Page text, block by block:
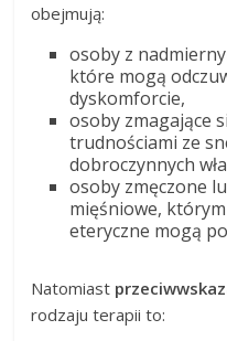
obejmują:
osoby z
które mogą
dyskomforcie,
osoby zmagające
trudnościami ze
dobroczynnych
osoby zmęczone
mięśniowe,
eteryczne mogą
Natomiast
rodzaju terapii to: